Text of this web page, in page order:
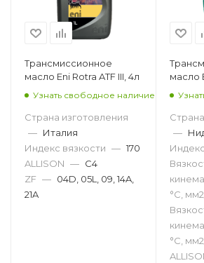
Трансмиссионное
масло Eni Rotra ATF III, 4л
Узнать свободное наличие
Страна изготовления
— Италия
Индекс вязкости — 170
ALLISON — C4
ZF — 04D, 05L, 09, 14A,
21A
масло
—
°С,
°С,